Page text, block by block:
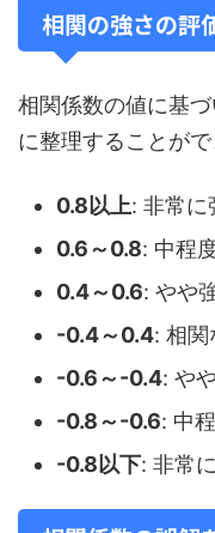
相関の強さの評
相関係数の値に基
に整理することがで
0.8以上: 非常に
0.6～0.8: 中程
0.4～0.6: やや
-0.4～0.4: 相関
-0.6～-0.4: や
-0.8～-0.6: 中
-0.8以下: 非常